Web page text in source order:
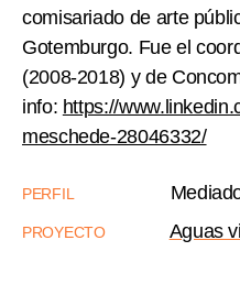
comisariado de arte
Gotemburgo. Fue el
(2008-2018) y de
info: https://
meschede-28046332/
PERFIL
PROYECTO Aguas